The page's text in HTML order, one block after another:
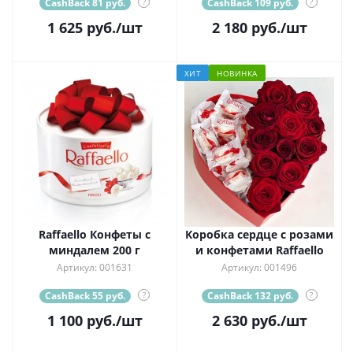
CashBack 81 руб.
1 625руб./шт
CashBack 109 руб.
2 180руб./шт
Raffaello Конфеты с
миндалем 200 г
Артикул: 001631
CashBack 55 руб. ?
1 100руб./шт
ХИТ НОВИНКА
Коробка сердце с розами
и конфетами Raffaello
Артикул: 001496
CashBack 132 руб. ?
2 630руб./шт